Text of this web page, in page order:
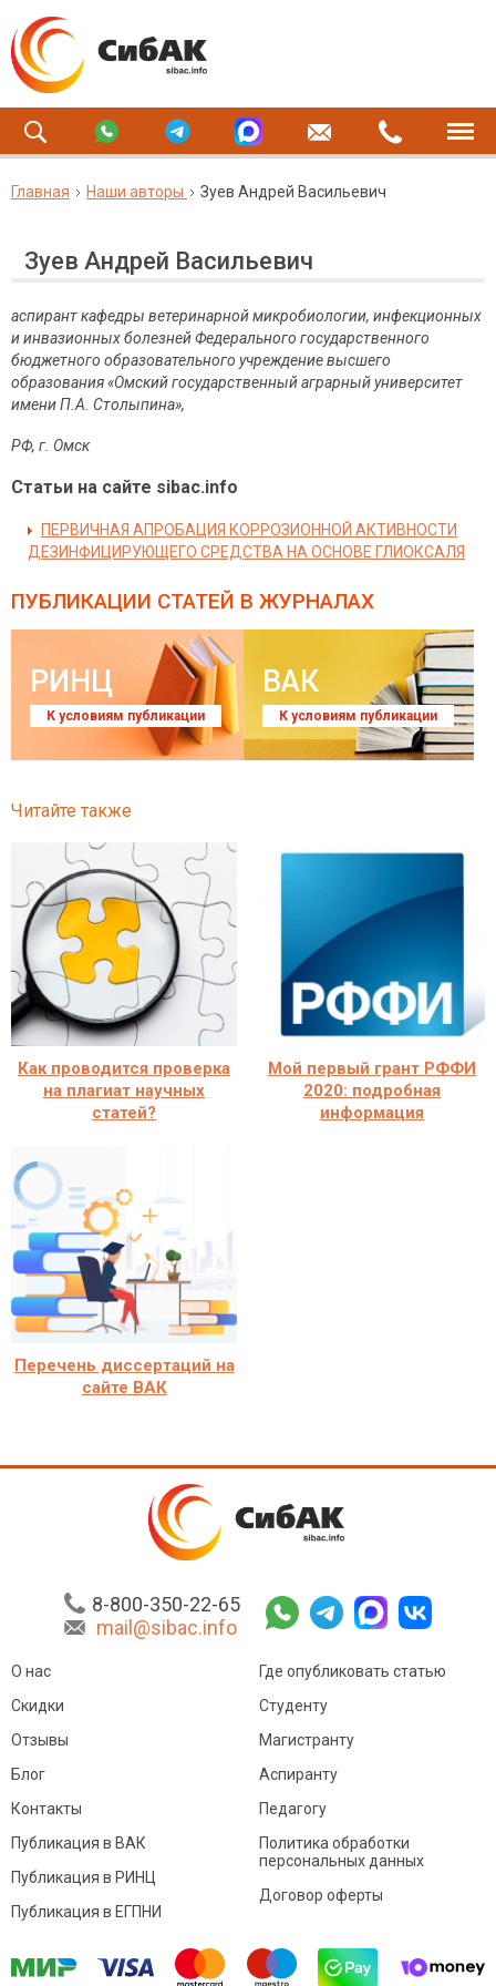
Главная Наши авторы Зуев Андрей Васильевич
Зуев Андрей Васильевич
аспирант кафедры ветеринарной микробиологии, инфекционных
и инвазионных болезней Федерального государственного
бюджетного образовательного учреждение высшего
образования «Омский государственный аграрный университет
имени П.А. Столыпина»,
РФ, г. Омск
Статьи на сайте sibac.info
ПЕРВИЧНАЯ АПРОБАЦИЯ КОРРОЗИОННОЙ АКТИВНОСТИ
ДЕЗИНФИЦИРУЮЩЕГО СРЕДСТВА НА ОСНОВЕ ГЛИОКСАЛЯ
ПУБЛИКАЦИИ СТАТЕЙ В ЖУРНАЛАХ
РИНЦ
К условиям публикации
ВАК
К условиям публикации
Читайте также
Как проводится проверка
на плагиат научных
статей?
Мой первый грант РФФИ
2020: подробная
информация
Перечень диссертаций на
сайте ВАК
8-800-350-22-65
mail@sibac.info
О нас
Скидки
Отзывы
Блог
Контакты
Где опубликовать статью
Студенту
Магистранту
Аспиранту
Педагогу
Публикация в ВАК
Публикация в РИНЦ
Публикация в ЕГПНИ
Политика обработки
персональных данных
Договор оферты